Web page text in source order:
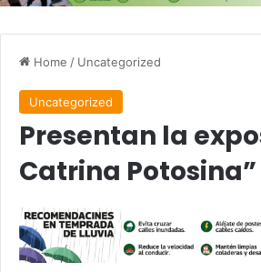
Home / Uncategorized
Uncategorized
Presentan la
Catrina Potosina”